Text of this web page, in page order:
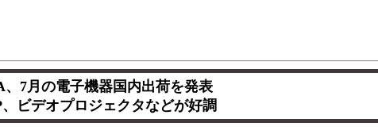
、7月の電子機器国内出荷を発表
ビデオプロジェクタなどが好調